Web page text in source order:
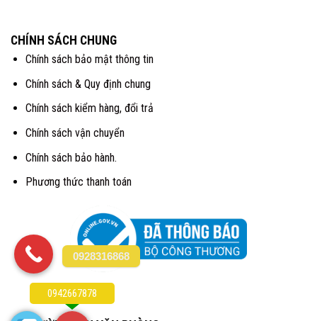
CHÍNH SÁCH CHUNG
Chính sách bảo mật thông tin
Chính sách & Quy định chung
Chính sách kiểm hàng, đổi trả
Chính sách vận chuyển
Chính sách bảo hành.
Phương thức thanh toán
0928316868
0942667878